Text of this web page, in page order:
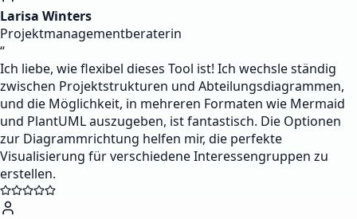
Larisa Winters
Projektmanagementberaterin
“
Ich liebe, wie flexibel dieses Tool ist! Ich wechsle ständig
zwischen Projektstrukturen und Abteilungsdiagrammen,
und die Möglichkeit, in mehreren Formaten wie Mermaid
und PlantUML auszugeben, ist fantastisch. Die Optionen
zur Diagrammrichtung helfen mir, die perfekte
Visualisierung für verschiedene Interessengruppen zu
erstellen.